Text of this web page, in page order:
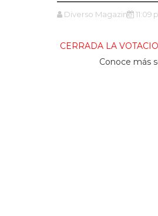
Diverso Magazine 11:09
CERRADA LA
Conoce más